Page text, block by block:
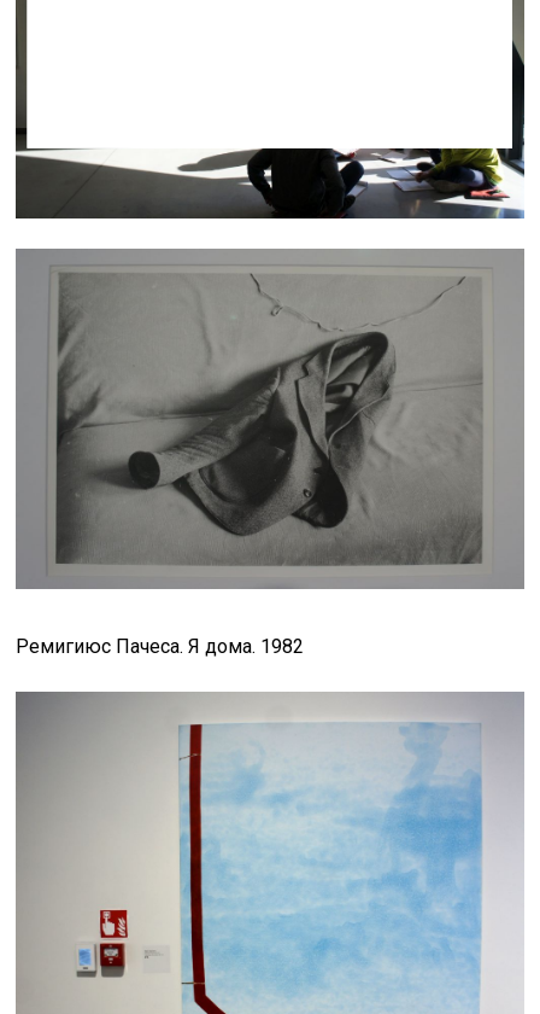
Ремигиюс Пачеса. Я дома. 1982